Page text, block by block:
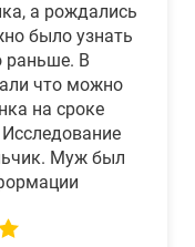
а рождались
было узнать
раньше. В
что можно
на сроке
Муж был